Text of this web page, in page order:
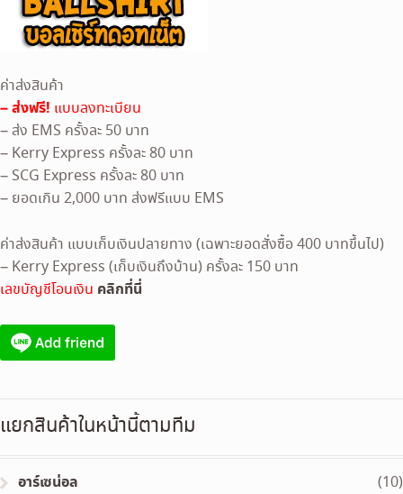
ค่าส่งสินค้า
– ส่งฟรี! แบบลงทะเบียน
– ส่ง EMS ครั้งละ 50 บาท
– Kerry Express ครั้งละ 80 บาท
– SCG Express ครั้งละ 80 บาท
– ยอดเกิน 2,000 บาท ส่งฟรีแบบ EMS
ค่าส่งสินค้า แบบเก็บเงินปลายทาง (เฉพาะยอดสั่งซื้อ 400 บาทขึ้นไป)
– Kerry Express (เก็บเงินถึงบ้าน) ครั้งละ 150 บาท
เลขบัญชีโอนเงิน คลิกที่นี่
แยกสินค้าในหน้านี้ตามทีม
อาร์เซน่อล (10)